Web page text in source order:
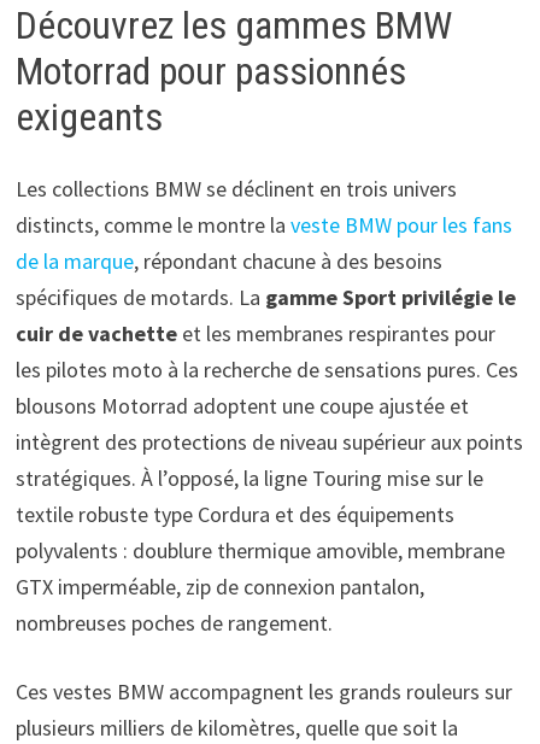
Découvrez les gammes BMW
Motorrad pour passionnés
exigeants
Les collections BMW se déclinent en trois univers
distincts, comme le montre la veste BMW pour les fans
de la marque, répondant chacune à des besoins
spécifiques de motards. La gamme Sport privilégie le
cuir de vachetteet les membranes respirantes pour
les pilotes moto à la recherche de sensations pures. Ces
blousons Motorrad adoptent une coupe ajustée et
intègrent des protections de niveau supérieur aux points
stratégiques. À l’opposé, la ligne Touring mise sur le
textile robuste type Cordura et des équipements
polyvalents : doublure thermique amovible, membrane
GTX imperméable, zip de connexion pantalon,
nombreuses poches de rangement.
Ces vestes BMW accompagnent les grands rouleurs sur
plusieurs milliers de kilomètres, quelle que soit la